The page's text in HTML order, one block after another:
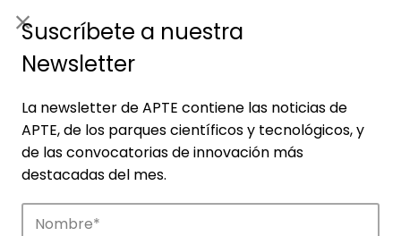
Suscríbete a nuestra
Newsletter
La newsletter de APTE contiene las noticias de
APTE, de los parques científicos y tecnológicos, y
de las convocatorias de innovación más
destacadas del mes.